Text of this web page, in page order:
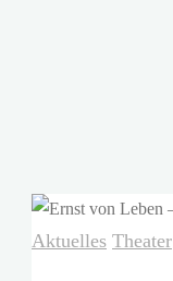
Aktuelles Theater